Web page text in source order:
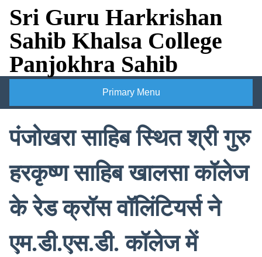
content
Sri Guru Harkrishan
Sahib Khalsa College
Panjokhra Sahib
Primary Menu
पंजोखरा साहिब स्थित श्री गुरु
हरकृष्ण साहिब खालसा कॉलेज
के रेड क्रॉस वॉलिंटियर्स ने
एम.डी.एस.डी. कॉलेज में